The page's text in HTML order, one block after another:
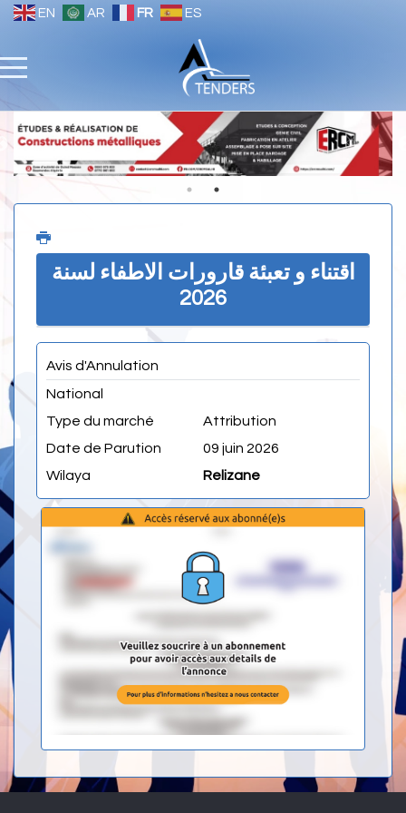
EN AR FR ES
اقتناء و تعبئة قارورات الاطفاء لسنة
2026
Avis d'Annulation
National
Type du marché
Attribution
Date de Parution
09 juin 2026
Wilaya
Relizane